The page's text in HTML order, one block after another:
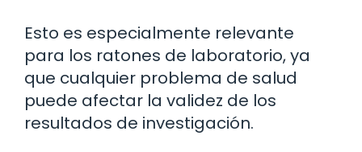
Esto es especialmente relevante
para los ratones de laboratorio, ya
que cualquier problema de salud
puede afectar la validez de los
resultados de investigación.